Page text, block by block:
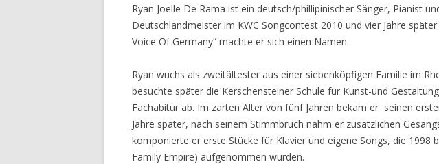
Ryan Joelle De Rama ist ein deutsch/phillipinischer Sänger, Pianist
Deutschlandmeister im KWC Songcontest 2010 und vier Jahre
Voice Of Germany“ machte er sich einen Namen.
Ryan wuchs als zweitältester aus einer siebenköpfigen Familie im
besuchte später die Kerschensteiner Schule für Kunst-und
Fachabitur ab. Im zarten Alter von fünf Jahren bekam er seinen
Jahre später, nach seinem Stimmbruch nahm er zusätzlichen
komponierte er erste Stücke für Klavier und eigene Songs, die 1998
Family Empire) aufgenommen wurden.